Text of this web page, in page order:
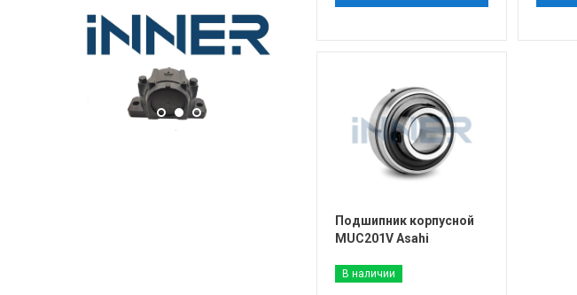
Подшипник корпусной
MUC201V Asahi
В наличии